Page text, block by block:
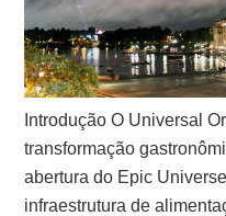
Introdução O Universal
transformação
abertura do Epic
infraestrutura de